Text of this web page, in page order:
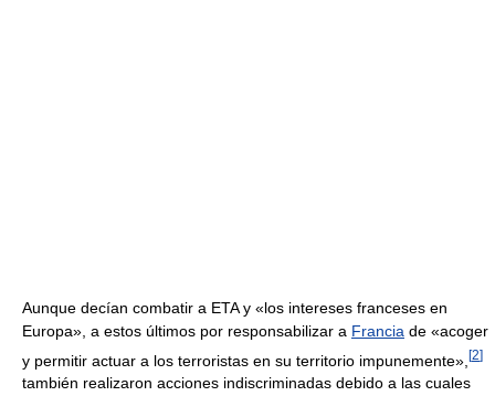
Aunque decían combatir a ETA y «los intereses franceses en
Europa», a estos últimos por responsabilizar a Francia de «acoger
y permitir actuar a los terroristas en su territorio impunemente», [2]
también realizaron acciones indiscriminadas debido a las cuales